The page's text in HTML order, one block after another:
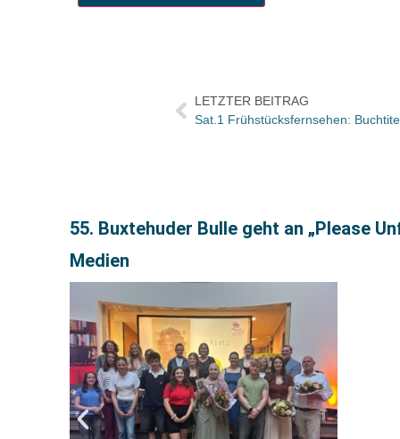
LETZTER BEITRAG
Sat.1 Frühstücksfernsehen:
55. Buxtehuder Bulle geht an „Please
Medien